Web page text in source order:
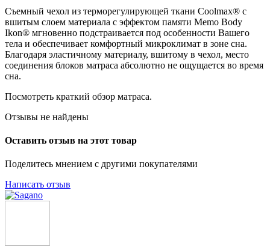
Съемный чехол из терморегулирующей ткани Coolmax® с
вшитым слоем материала с эффектом памяти Memo Body
Ikon® мгновенно подстраивается под особенности Вашего
тела и обеспечивает комфортный микроклимат в зоне сна.
Благодаря эластичному материалу, вшитому в чехол, место
соединения блоков матраса абсолютно не ощущается во время
сна.
Посмотреть краткий обзор матраса.
Отзывы не найдены
Оставить отзыв на этот товар
Поделитесь мнением с другими покупателями
Написать отзыв